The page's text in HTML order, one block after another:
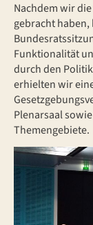
Nachdem wir
gebracht
Funktionalität
durch den
erhielten wir
Plenarsaal
Themengebiete.